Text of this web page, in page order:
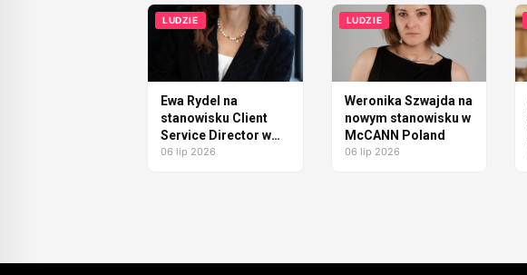
LUDZIE
Ewa Rydel na
stanowisku Client
Service Director w
NAM
06 lip 2026
LUDZIE
Weronika Szwajda na
nowym stanowisku w
McCANN Poland
06 lip 2026